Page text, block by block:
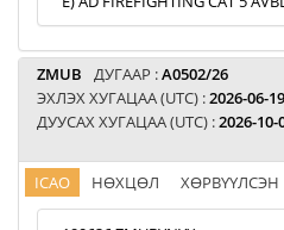
ZMUB ДУГААР :A0502/26
ЭХЛЭХ ХУГАЦАА (UTC) :2026-06-
ДУУСАХ ХУГАЦАА (UTC) :2026-10-
ICAO НӨХЦӨЛ ХӨРВҮҮЛСЭН